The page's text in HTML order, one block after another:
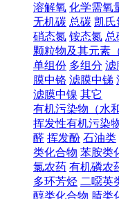
溶解氧 化学需氧
无机碳 总碳 凯氏
硝态氮 铵态氮 总
颗粒物及其元素
单组份 多组分 滤
膜中铬 滤膜中锑
滤膜中镍 其它
有机污染物（水
挥发性有机污染
醛 挥发酚 石油类
类化合物 苯胺类
氯农药 有机磷农
多环芳烃 二噁英
醇类化合物 腈类